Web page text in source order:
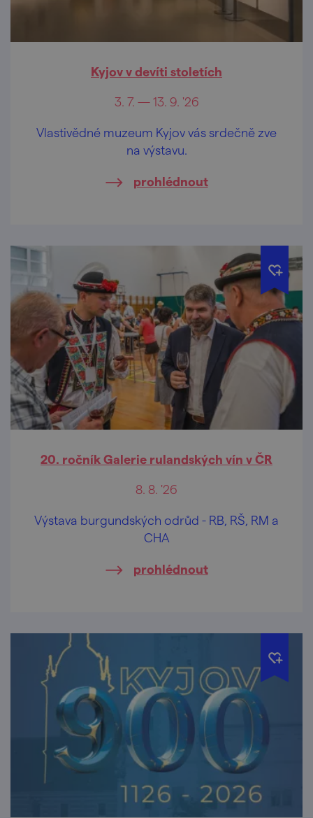
Kyjov v devíti stoletích
3. 7. — 13. 9. '26
Vlastivědné muzeum Kyjov vás srdečně zve
na výstavu.
prohlédnout
20. ročník Galerie rulandských vín v ČR
8. 8. '26
Výstava burgundských odrůd - RB, RŠ, RM a
CHA
prohlédnout